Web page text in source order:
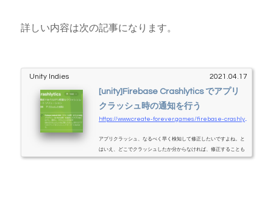
詳しい内容は次の記事になります。
Unity Indies 2021.04.17
[unity]Firebase Crashlytics でアプリ
クラッシュ時の通知を行う
アプリクラッシュ、なるべく早く検知して修正したいですよね。と
はいえ、どこでクラッシュしたか分からなければ、修正することも
できない…。Firebase Crashlytics を使うと、ユーザーがアプリクラ